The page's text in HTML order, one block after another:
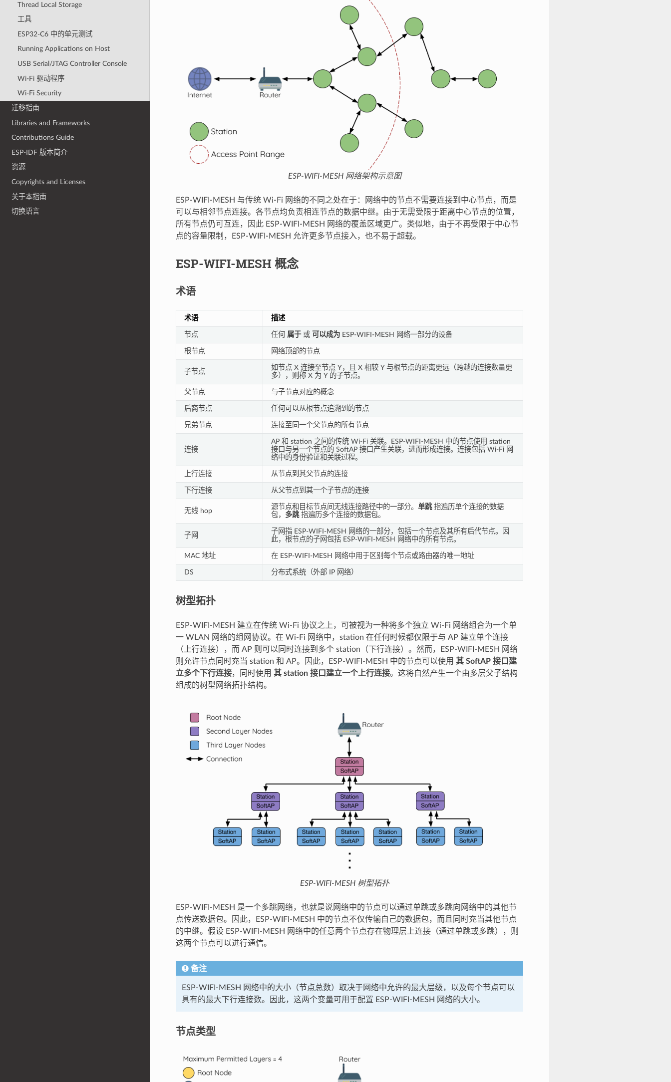
Thread Local Storage
工具
ESP32-C6 中的单元测试
Running Applications on Host
USB Serial/JTAG Controller Console
Wi-Fi 驱动程序
Wi-Fi Security
迁移指南
Libraries and Frameworks
Contributions Guide
ESP-IDF 版本简介
资源
Copyrights and Licenses
关于本指南
切换语言
ESP-WIFI-MESH 网络架构示意图
ESP-WIFI-MESH 与传统 Wi-Fi 网络的不同之处在于：网络中的节点不需要连接到中心节点，而是
可以与相邻节点连接。各节点均负责相连节点的数据中继。由于无需受限于距离中心节点的位置，
所有节点仍可互连，因此 ESP-WIFI-MESH 网络的覆盖区域更广。类似地，由于不再受限于中心节
点的容量限制，ESP-WIFI-MESH 允许更多节点接入，也不易于超载。
ESP-WIFI-MESH 概念
术语
术语 描述
节点 任何 属于或 可以成为ESP-WIFI-MESH 网络一部分的设备
根节点 网络顶部的节点
子节点
如节点 X 连接至节点 Y，且 X 相较 Y 与根节点的距离更远（跨越的连接数量更
多），则称 X 为 Y 的子节点。
父节点 与子节点对应的概念
后裔节点 任何可以从根节点追溯到的节点
兄弟节点 连接至同一个父节点的所有节点
连接
AP 和 station 之间的传统 Wi-Fi 关联。ESP-WIFI-MESH 中的节点使用 station
接口与另一个节点的 SoftAP 接口产生关联，进而形成连接。连接包括 Wi-Fi 网
络中的身份验证和关联过程。
上行连接 从节点到其父节点的连接
下行连接 从父节点到其一个子节点的连接
无线 hop
源节点和目标节点间无线连接路径中的一部分。 单跳指遍历单个连接的数据
包， 多跳指遍历多个连接的数据包。
子网
子网指 ESP-WIFI-MESH 网络的一部分，包括一个节点及其所有后代节点。因
此，根节点的子网包括 ESP-WIFI-MESH 网络中的所有节点。
MAC 地址 在 ESP-WIFI-MESH 网络中用于区别每个节点或路由器的唯一地址
DS 分布式系统（外部 IP 网络）
树型拓扑
ESP-WIFI-MESH 建立在传统 Wi-Fi 协议之上，可被视为一种将多个独立 Wi-Fi 网络组合为一个单
一 WLAN 网络的组网协议。在 Wi-Fi 网络中，station 在任何时候都仅限于与 AP 建立单个连接
（上行连接），而 AP 则可以同时连接到多个 station（下行连接）。然而，ESP-WIFI-MESH 网络
则允许节点同时充当 station 和 AP。因此，ESP-WIFI-MESH 中的节点可以使用 其 SoftAP 接口建
立多个下行连接，同时使用 其 station 接口建立一个上行连接。这将自然产生一个由多层父子结构
组成的树型网络拓扑结构。
ESP-WIFI-MESH 树型拓扑
ESP-WIFI-MESH 是一个多跳网络，也就是说网络中的节点可以通过单跳或多跳向网络中的其他节
点传送数据包。因此，ESP-WIFI-MESH 中的节点不仅传输自己的数据包，而且同时充当其他节点
的中继。假设 ESP-WIFI-MESH 网络中的任意两个节点存在物理层上连接（通过单跳或多跳），则
这两个节点可以进行通信。
备注
ESP-WIFI-MESH 网络中的大小（节点总数）取决于网络中允许的最大层级，以及每个节点可以
具有的最大下行连接数。因此，这两个变量可用于配置 ESP-WIFI-MESH 网络的大小。
节点类型